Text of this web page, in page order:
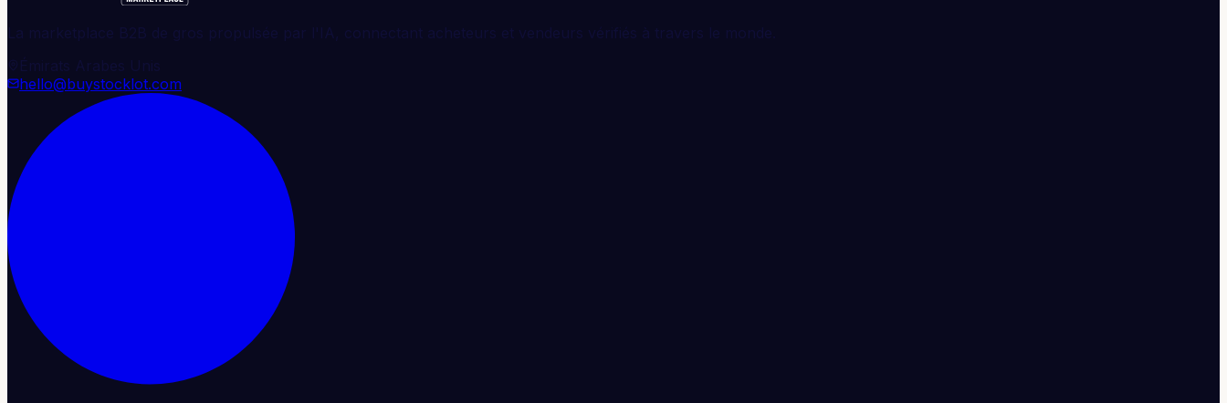
La marketplace B2B de gros propulsée par l'IA, connectant acheteurs et vendeurs vérifiés à travers le monde.
Émirats Arabes Unis
hello@buystocklot.com